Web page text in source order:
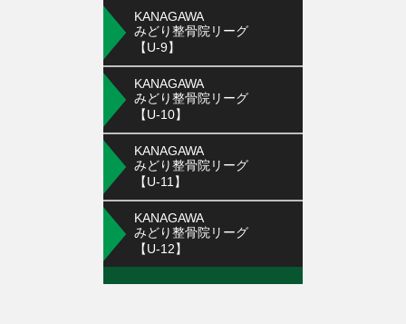
KANAGAWA
みどり整骨院リーグ
【U-9】
KANAGAWA
みどり整骨院リーグ
【U-10】
KANAGAWA
みどり整骨院リーグ
【U-11】
KANAGAWA
みどり整骨院リーグ
【U-12】